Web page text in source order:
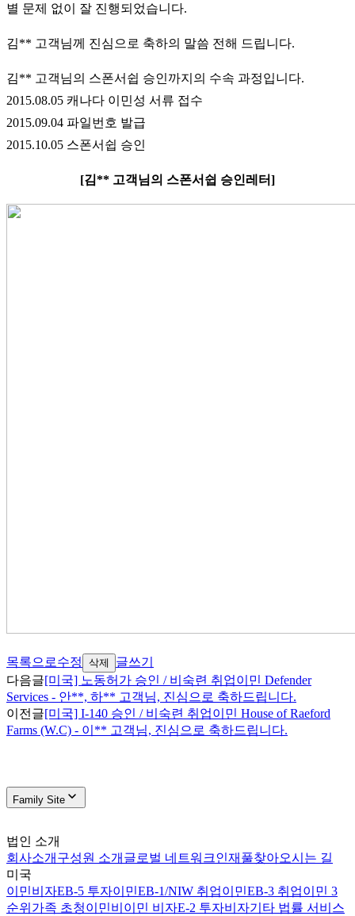
별 문제 없이 잘 진행되었습니다.
김** 고객님께 진심으로 축하의 말씀 전해 드립니다.
김** 고객님의 스폰서쉽 승인까지의 수속 과정입니다.
2015.08.05 캐나다 이민성 서류 접수
2015.09.04 파일번호 발급
2015.10.05 스폰서쉽 승인
[김** 고객님의 스폰서쉽 승인레터]
목록으로수정 삭제
글쓰기
다음글[미국] 노동허가 승인 / 비숙련 취업이민 Defender
Services - 안**, 하** 고객님, 진심으로 축하드립니다.
이전글[미국] I-140 승인 / 비숙련 취업이민 House of Raeford
Farms (W.C) - 이** 고객님, 진심으로 축하드립니다.
Family Site
법인 소개
회사소개 구성원 소개 글로벌 네트워크인재풀찾아오시는 길
미국
이민비자EB-5 투자이민EB-1/NIW 취업이민EB-3 취업이민 3
순위 가족 초청이민비이민 비자E-2 투자비자기타 법률 서비스